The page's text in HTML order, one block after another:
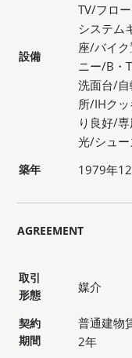
設備
TV/フロ
システム
座/バイ
ニー/B・
洗面台/
所/IHク
り良好/
光/シュー
築年 1979年
AGREEMENT
取引
形態
媒介
契約
期間
普通建物
2年